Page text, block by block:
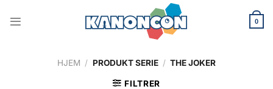
0
HJEM / PRODUKT SERIE / THE JOKER
FILTRER